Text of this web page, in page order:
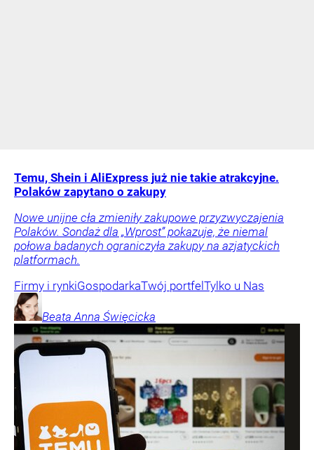
Temu, Shein i AliExpress już nie takie atrakcyjne.
Polaków zapytano o zakupy
Nowe unijne cła zmieniły zakupowe przyzwyczajenia
Polaków. Sondaż dla „Wprost” pokazuje, że niemal
połowa badanych ograniczyła zakupy na azjatyckich
platformach.
Firmy i rynkiGospodarkaTwój portfel Tylko u Nas
Beata Anna Święcicka